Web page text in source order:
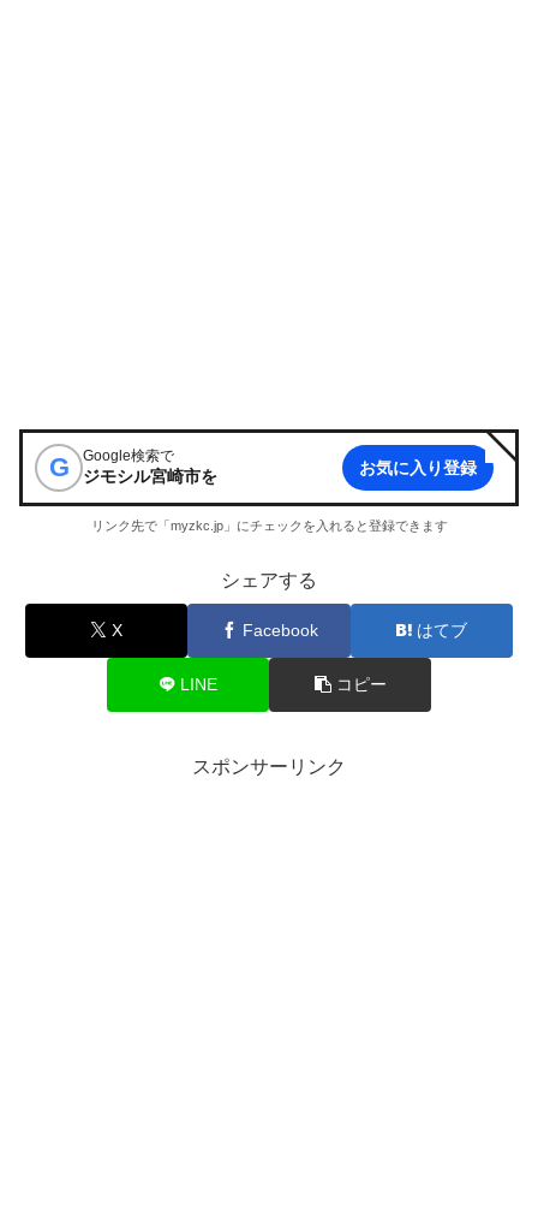
G Google検索で
ジモシル宮崎市を お気に入り登録
リンク先で「myzkc.jp」にチェックを入れると登録できます
シェアする
X Facebook はてブ
LINE コピー
スポンサーリンク